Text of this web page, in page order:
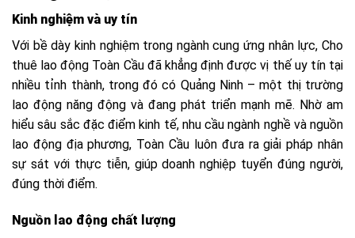
Kinh nghiệm và uy tín
Với bề dày kinh nghiệm trong ngành cung ứng nhân lực, Cho
thuê lao động Toàn Cầu đã khẳng định được vị thế uy tín tại
nhiều tỉnh thành, trong đó có Quảng Ninh – một thị trường
lao động năng động và đang phát triển mạnh mẽ. Nhờ am
hiểu sâu sắc đặc điểm kinh tế, nhu cầu ngành nghề và nguồn
lao động địa phương, Toàn Cầu luôn đưa ra giải pháp nhân
sự sát với thực tiễn, giúp doanh nghiệp tuyển đúng người,
đúng thời điểm.
Nguồn lao động chất lượng